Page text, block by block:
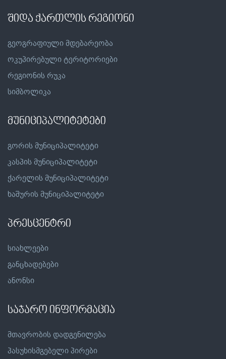
შიდა ქართლის რეგიონი
გეოგრაფიული მდებარეობა
ოკუპირებული ტერიტორიები
რეგიონის რუკა
სიმბოლიკა
მუნიციპალიტეტები
გორის მუნიციპალიტეტი
კასპის მუნიციპალიტეტი
ქარელის მუნიციპალიტეტი
ხაშურის მუნიციპალიტეტი
პრესცენტრი
სიახლეები
განცხადებები
ანონსი
საჯარო ინფორმაცია
მთავრობის დადგენილება
პასუხისმგებელი პირები